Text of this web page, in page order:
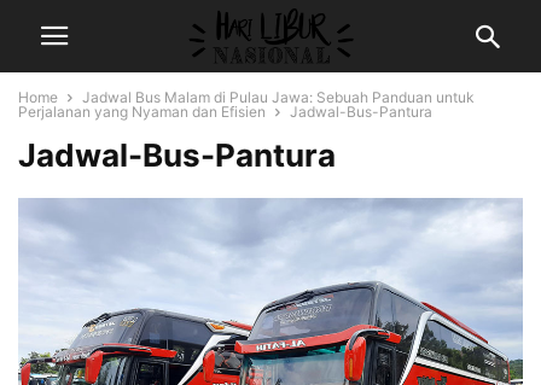
Home
Jadwal Bus Malam di Pulau Jawa: Sebuah Panduan untuk
Perjalanan yang Nyaman dan Efisien
Jadwal-Bus-Pantura
Jadwal-Bus-Pantura